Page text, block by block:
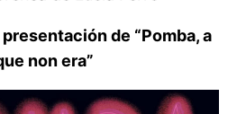
de “Pomba, a
non era”